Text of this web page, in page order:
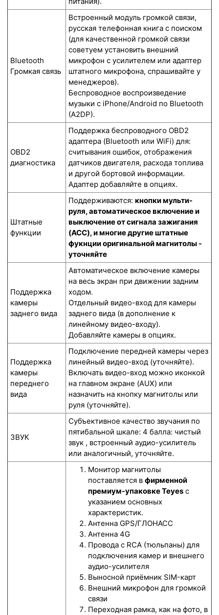
Bluetooth
Громкая связь
Встроенный модуль громкой связи,
русская телефонная книга с поиском
(для качественной громкой связи
советуем установить внешний
микрофон с усилителем или адаптер
штатного микрофона, спрашивайте у
менеджеров).
Беспроводное воспроизведение
музыки с iPhone/Android по Bluetooth
(A2DP).
OBD2
диагностика
Поддержка беспроводного OBD2
адаптера (Bluetooth или WiFi) для:
считывания ошибок, отображения
датчиков двигателя, расхода топлива
и другой бортовой информации.
Адаптер добавляйте в опциях.
Штатные
функции
Поддерживаются: кнопки мульти-
руля, автоматическое включение и
выключение от сигнала зажигания
(ACC), и многие другие штатные
фукнции оригинальной магнитолы -
уточняйте
Поддержка
камеры
заднего вида
Автоматическое включение камеры
на весь экран при движении задним
ходом.
Отдельный видео-вход для камеры
заднего вида (в дополнение к
линейному видео-входу).
Добавляйте камеры в опциях.
Поддержка
камеры
переднего
вида
Подключение передней камеры через
линейный видео-вход (уточняйте).
Включать видео-вход можно иконкой
на главном экране (AUX) или
назначить на кнопку магнитолы или
руля (уточняйте).
ЗВУК
Субъективное качество звучания по
пятибальной шкале: 4 балла: чистый
звук , встроенный аудио-усилитель
или аналогичный, уточняйте.
Монитор магнитолы
поставляется в фирменной
премиум-упаковке Teyes с
указанием основных
характеристик.
Антенна GPS/ГЛОНАСС
Антенна 4G
Провода с RCA (тюльпаны) для
подключения камер и внешнего
аудио-усилителя
Выносной приёмник SIM-карт
Внешний микрофон для громкой
связи
Переходная рамка, как на фото, в